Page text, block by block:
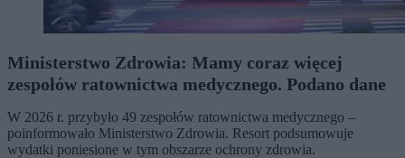
Ministerstwo Zdrowia: Mamy coraz więcej
zespołów ratownictwa medycznego. Podano dane
W 2026 r. przybyło 49 zespołów ratownictwa medycznego –
poinformowało Ministerstwo Zdrowia. Resort podsumowuje
wydatki poniesione w tym obszarze ochrony zdrowia.